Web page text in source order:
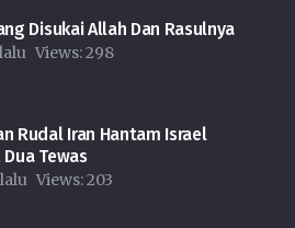
Disukai Allah Dan Rasulnya
Views:298
Rudal Iran Hantam Israel
Dua Tewas
Views:203